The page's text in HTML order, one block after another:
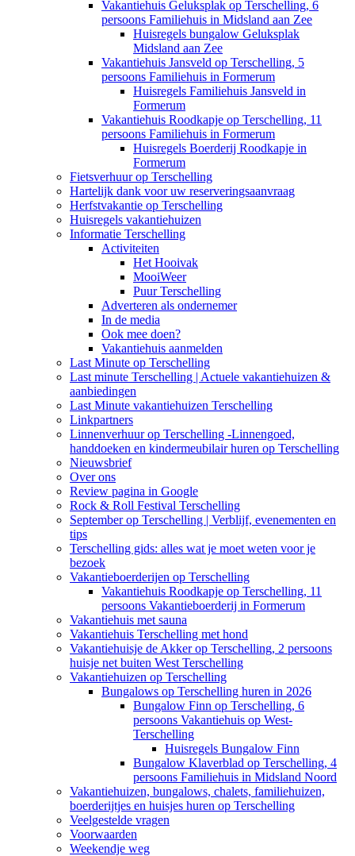
Vakantiehuis Geluksplak op Terschelling, 6
persoons Familiehuis in Midsland aan Zee
Huisregels bungalow Geluksplak
Midsland aan Zee
Vakantiehuis Jansveld op Terschelling, 5
persoons Familiehuis in Formerum
Huisregels Familiehuis Jansveld in
Formerum
Vakantiehuis Roodkapje op Terschelling, 11
persoons Familiehuis in Formerum
Huisregels Boerderij Roodkapje in
Formerum
Fietsverhuur op Terschelling
Hartelijk dank voor uw reserveringsaanvraag
Herfstvakantie op Terschelling
Huisregels vakantiehuizen
Informatie Terschelling
Activiteiten
Het Hooivak
MooiWeer
Puur Terschelling
Adverteren als ondernemer
In de media
Ook mee doen?
Vakantiehuis aanmelden
Last Minute op Terschelling
Last minute Terschelling | Actuele vakantiehuizen &
aanbiedingen
Last Minute vakantiehuizen Terschelling
Linkpartners
Linnenverhuur op Terschelling -Linnengoed,
handdoeken en kindermeubilair huren op Terschelling
Nieuwsbrief
Over ons
Review pagina in Google
Rock & Roll Festival Terschelling
September op Terschelling | Verblijf, evenementen en
tips
Terschelling gids: alles wat je moet weten voor je
bezoek
Vakantieboerderijen op Terschelling
Vakantiehuis Roodkapje op Terschelling, 11
persoons Vakantieboerderij in Formerum
Vakantiehuis met sauna
Vakantiehuis Terschelling met hond
Vakantiehuisje de Akker op Terschelling, 2 persoons
huisje net buiten West Terschelling
Vakantiehuizen op Terschelling
Bungalows op Terschelling huren in 2026
Bungalow Finn op Terschelling, 6
persoons Vakantiehuis op West-
Terschelling
Huisregels Bungalow Finn
Bungalow Klaverblad op Terschelling, 4
persoons Familiehuis in Midsland Noord
Vakantiehuizen, bungalows, chalets, familiehuizen,
boerderijtjes en huisjes huren op Terschelling
Veelgestelde vragen
Voorwaarden
Weekendje weg